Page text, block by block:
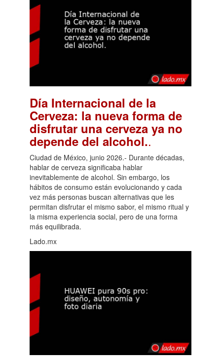
Día Internacional de la
Cerveza: la nueva forma de
disfrutar una cerveza ya no
depende del alcohol..
Ciudad de México, junio 2026.- Durante décadas,
hablar de cerveza significaba hablar
inevitablemente de alcohol. Sin embargo, los
hábitos de consumo están evolucionando y cada
vez más personas buscan alternativas que les
permitan disfrutar el mismo sabor, el mismo ritual y
la misma experiencia social, pero de una forma
más equilibrada.
Lado.mx